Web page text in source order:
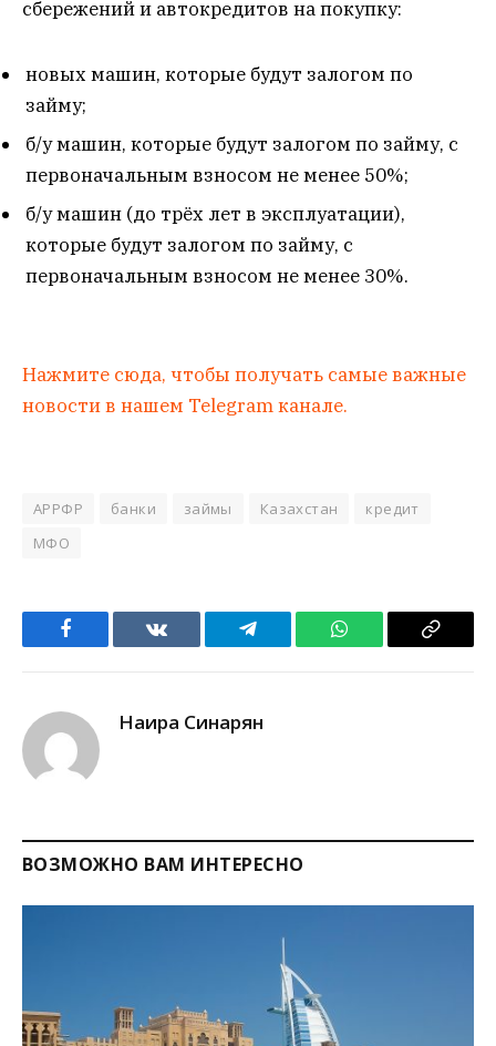
сбережений и автокредитов на покупку:
новых машин, которые будут залогом по
займу;
б/у машин, которые будут залогом по займу, с
первоначальным взносом не менее 50%;
б/у машин (до трёх лет в эксплуатации),
которые будут залогом по займу, с
первоначальным взносом не менее 30%.
Нажмите сюда, чтобы получать самые важные
новости в нашем Telegram канале.
АРРФР банки займы Казахстан
кредит
МФО
Facebook VKontakteTelegram WhatsApp Copy
Наира Синарян
ВОЗМОЖНО ВАМ ИНТЕРЕСНО